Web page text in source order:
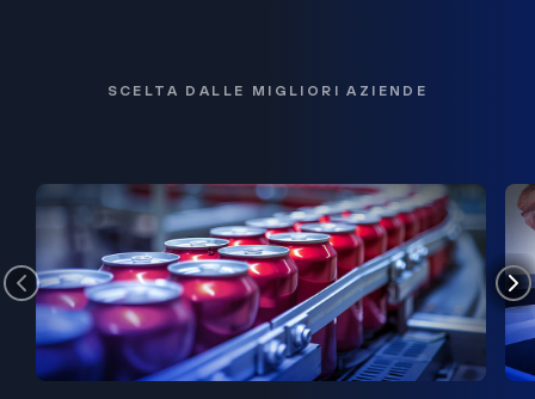
SCELTA DALLE MIGLIORI AZIENDE